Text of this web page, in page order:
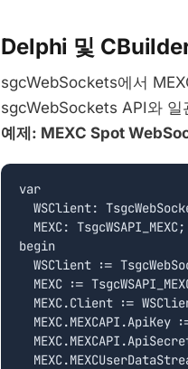
Delphi 및
sgcWebSockets에서
sgcWebSockets API와 일
예제: MEXC Spot
var
WSClient:
  MEXC: TsgcWSAPI_MEXC;
begin
WSClient :=
MEXC :=
MEXC.Client :=
MEXC.MEXCAPI.ApiKey